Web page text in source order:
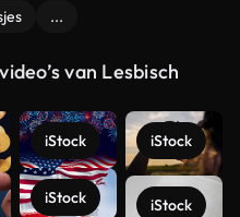
...
van Lesbisch
iStock
iStock
iStock
iStock